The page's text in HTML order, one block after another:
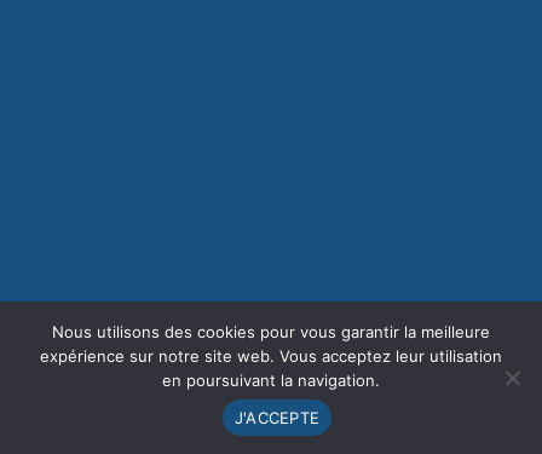
Nous utilisons des cookies pour vous garantir la meilleure
expérience sur notre site web. Vous acceptez leur utilisation
en poursuivant la navigation.
J'ACCEPTE